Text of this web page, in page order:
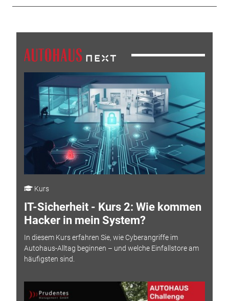
Kurs
IT-Sicherheit - Kurs 2: Wie kommen
Hacker in mein System?
In diesem Kurs erfahren Sie, wie Cyberangriffe im
Autohaus-Alltag beginnen – und welche Einfallstore am
häufigsten sind.